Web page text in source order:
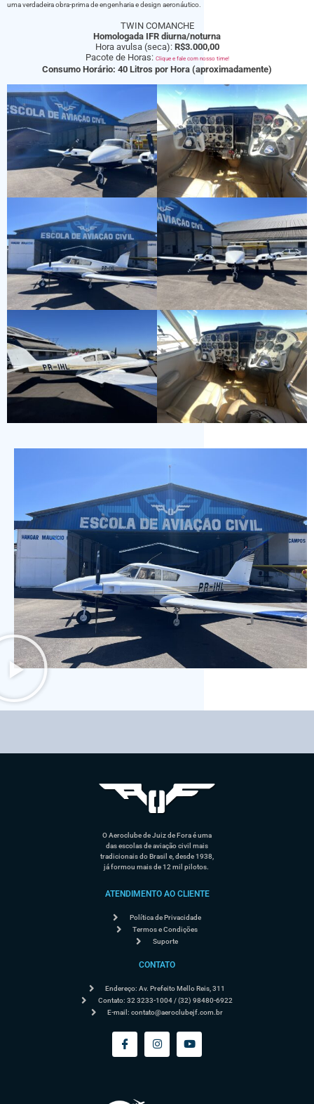
uma verdadeira obra-prima de engenharia e design aeronáutico.
TWIN COMANCHE
Homologada IFR diurna/noturna
Hora avulsa (seca): R$3.000,00
Pacote de Horas: Clique e fale com nosso time!
Consumo Horário: 40 Litros por Hora (aproximadamente)
O Aeroclube de Juiz de Fora é uma
das escolas de aviação civil mais
tradicionais do Brasil e, desde 1938,
já formou mais de 12 mil pilotos.
ATENDIMENTO AO CLIENTE
Política de Privacidade
Termos e Condições
Suporte
CONTATO
Endereço: Av. Prefeito Mello Reis, 311
Contato: 32 3233-1004 / (32) 98480-6922
E-mail:contato@aeroclubejf.com.br